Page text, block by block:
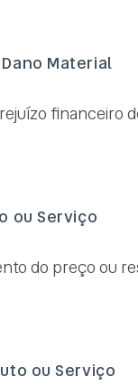
Material
financeiro
ou Serviço
do preço ou
ou Serviço